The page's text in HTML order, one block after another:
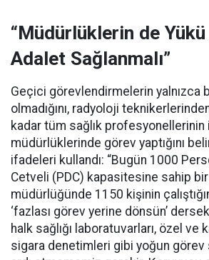
“Müdürlüklerin de Yükü
Adalet Sağlanmalı”
Geçici görevlendirmelerin yalnızca
olmadığını, radyoloji
kadar tüm sağlık profesyonellerinin
müdürlüklerinde görev yaptığını
ifadeleri kullandı: “Bugün 1000
Cetveli (PDC) kapasitesine sahip bir
müdürlüğünde 1150 kişinin
‘fazlası görev yerine dönsün’
halk sağlığı laboratuvarları, özel ve
sigara denetimleri gibi yoğun görev